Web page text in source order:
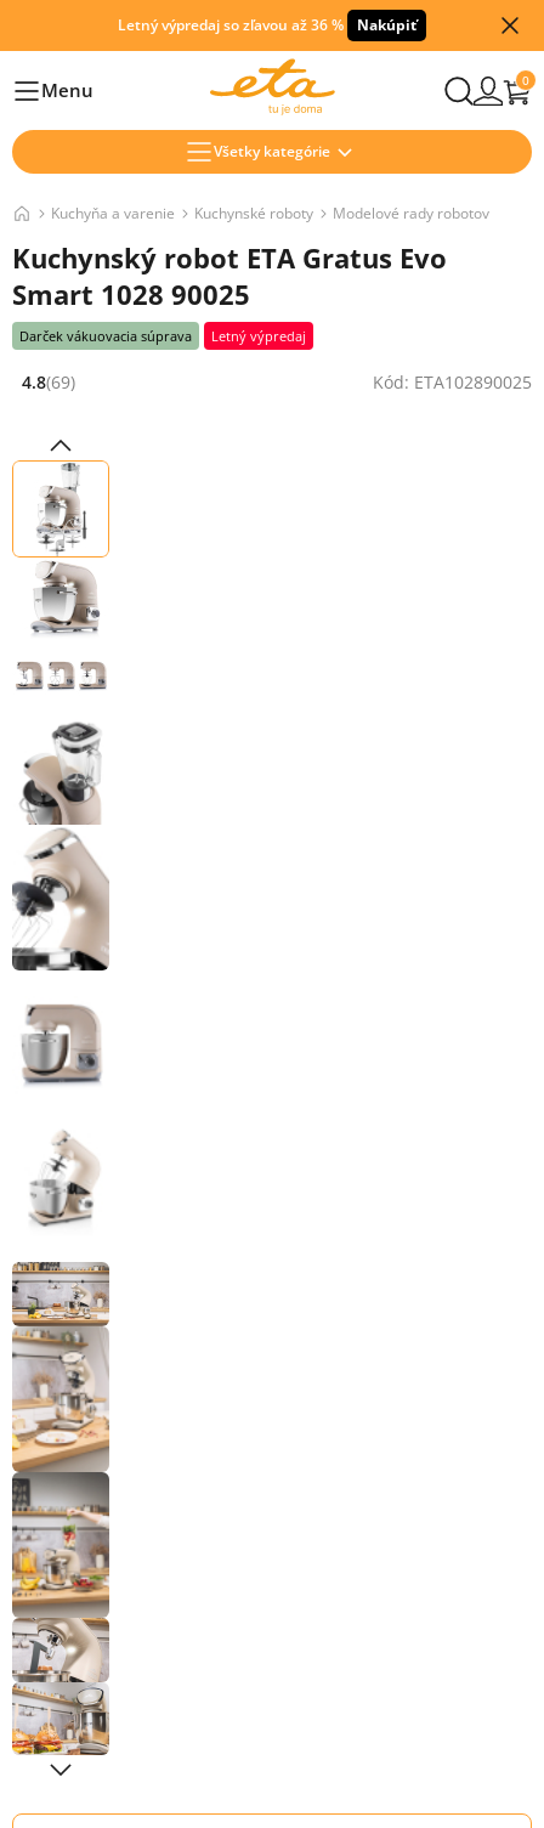
Letný výpredaj so zľavou až 36 % Nakúpiť
HlavníMenu 0
Všetky kategórie
Kuchyňa a varenie Kuchynské roboty Modelové rady robotov
Kuchynský robot ETA Gratus Evo
Smart 1028 90025
Darček vákuovacia súprava Letný výpredaj
Hodnocení: 4.8 z 5 (69 recenzí)
4.8(69) Kód: ETA102890025